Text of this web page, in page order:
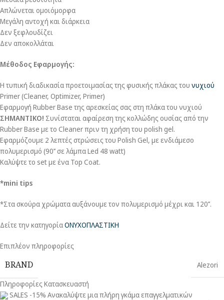
Απλώνεται ομοιόμορφα
Μεγάλη αντοχή και διάρκεια
Δεν ξεφλουδίζει
Δεν αποκολλάται
Μέθοδος Εφαρμογής:
Η τυπική διαδικασία προετοιμασίας της φυσικής πλάκας του νυχιού
Primer (Cleaner, Optimizer, Primer)
Εφαρμογή Rubber Base της αρεσκείας σας στη πλάκα του νυχιού
ΣΗΜΑΝΤΙΚΟ! Συνίσταται αφαίρεση της κολλώδης ουσίας από την
Rubber Base με το Cleaner πριν τη χρήση του polish gel.
Εφαρμόζουμε 2 λεπτές στρώσεις του Polish Gel, με ενδιάμεσο
πολυμερισμό (90’’ σε λάμπα Led 48 watt)
Καλύψτε το set με ένα Top Coat.
*mini tips
*Στα σκούρα χρώματα αυξάνουμε τον πολυμερισμό μέχρι και 120’’.
Δείτε την κατηγορίαΟΝΥΧΟΠΛΑΣΤΙΚΗ
Επιπλέον πληροφορίες
BRAND
Alezori
Πληροφορίες Κατασκευαστή
SALES -15% Ανακαλύψτε μια πλήρη γκάμα επαγγελματικών